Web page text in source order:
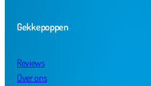
Gekkepoppen
Reviews
Over ons